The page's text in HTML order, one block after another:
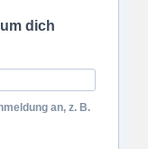
dich
an, z. B.